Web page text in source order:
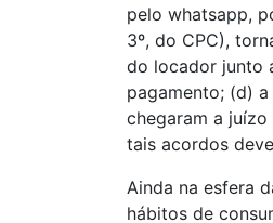
pelo whatsapp,
3º, do CPC),
do locador junto
pagamento; (d)
chegaram a
tais acordos
Ainda na esfera
hábitos de